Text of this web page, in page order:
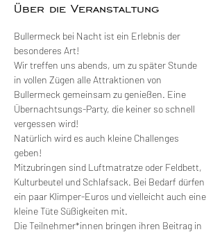
Über die Veranstaltung
Bullermeck bei Nacht ist ein Erlebnis der
besonderes Art!
Wir treffen uns abends, um zu später Stunde
in vollen Zügen alle Attraktionen von
Bullermeck gemeinsam zu genießen. Eine
Übernachtsungs-Party, die keiner so schnell
vergessen wird!
Natürlich wird es auch kleine Challenges
geben!
Mitzubringen sind Luftmatratze oder Feldbett,
Kulturbeutel und Schlafsack. Bei Bedarf dürfen
ein paar Klimper-Euros und vielleicht auch eine
kleine Tüte Süßigkeiten mit.
Die Teilnehmer*innen bringen ihren Beitrag in